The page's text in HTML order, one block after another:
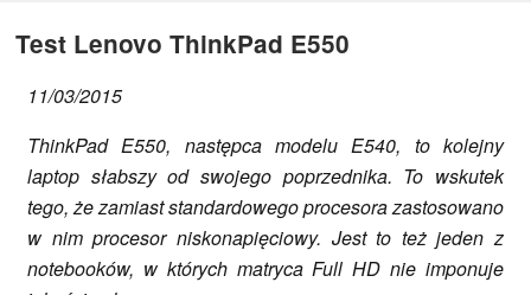
Test Lenovo ThinkPad E550
11/03/2015
ThinkPad E550, następca modelu E540, to kolejny
laptop słabszy od swojego poprzednika. To wskutek
tego, że zamiast standardowego procesora zastosowano
w nim procesor niskonapięciowy. Jest to też jeden z
notebooków, w których matryca Full HD nie imponuje